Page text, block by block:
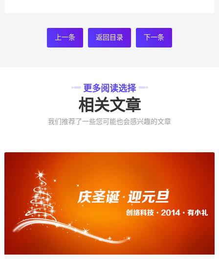
上一条 返回目录 下一条
更多阅读选择
相关文章
我们推荐了一些您可能也会感兴趣的文章